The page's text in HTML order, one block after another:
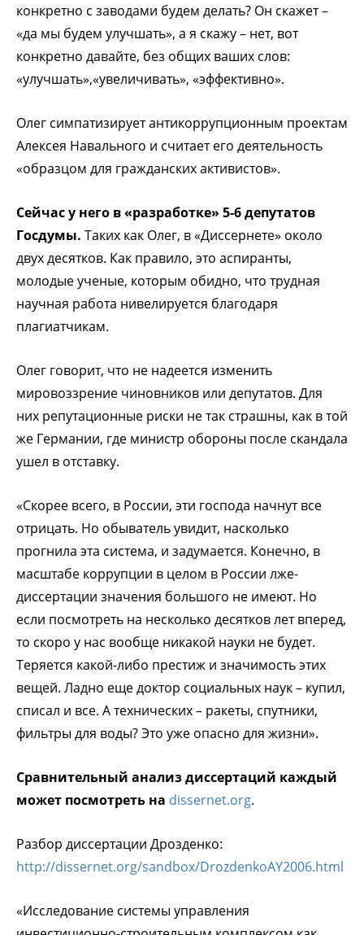
конкретно с заводами будем делать? Он скажет –
«да мы будем улучшать», а я скажу – нет, вот
конкретно давайте, без общих ваших слов:
«улучшать»,«увеличивать», «эффективно».
Олег симпатизирует антикоррупционным проектам
Алексея Навального и считает его деятельность
«образцом для гражданских активистов».
Сейчас у него в «разработке» 5-6 депутатов
Госдумы. Таких как Олег, в «Диссернете» около
двух десятков. Как правило, это аспиранты,
молодые ученые, которым обидно, что трудная
научная работа нивелируется благодаря
плагиатчикам.
Олег говорит, что не надеется изменить
мировоззрение чиновников или депутатов. Для
них репутационные риски не так страшны, как в той
же Германии, где министр обороны после скандала
ушел в отставку.
«Скорее всего, в России, эти господа начнут все
отрицать. Но обыватель увидит, насколько
прогнила эта система, и задумается. Конечно, в
масштабе коррупции в целом в России лже-
диссертации значения большого не имеют. Но
если посмотреть на несколько десятков лет вперед,
то скоро у нас вообще никакой науки не будет.
Теряется какой-либо престиж и значимость этих
вещей. Ладно еще доктор социальных наук – купил,
списал и все. А технических – ракеты, спутники,
фильтры для воды? Это уже опасно для жизни».
Сравнительный анализ диcсертаций каждый
может посмотреть на dissernet.org.
Разбор диссертации Дрозденко:
http://dissernet.org/sandbox/DrozdenkoAY2006.html
«Исследование системы управления